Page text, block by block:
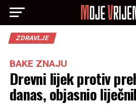
ZDRAVLJE
BAKE ZNAJU
Drevni lijek protiv
danas, objasnio